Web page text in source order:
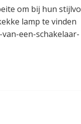
om bij hun
lamp te vinden
een-schakelaar-